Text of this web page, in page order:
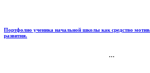
Портфолио ученика начальной школы как средство
развития.
...